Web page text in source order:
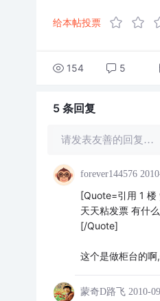
给本帖投票
154 5
5 条回复
请发表友善的回复…
forever144576
[Quote=引用 1
天天粘发票 有什
[/Quote]
这个是做柜台的
蒙奇D路飞 2010-